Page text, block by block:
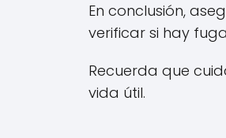
En conclusión,
verificar si hay
Recuerda que
vida útil.